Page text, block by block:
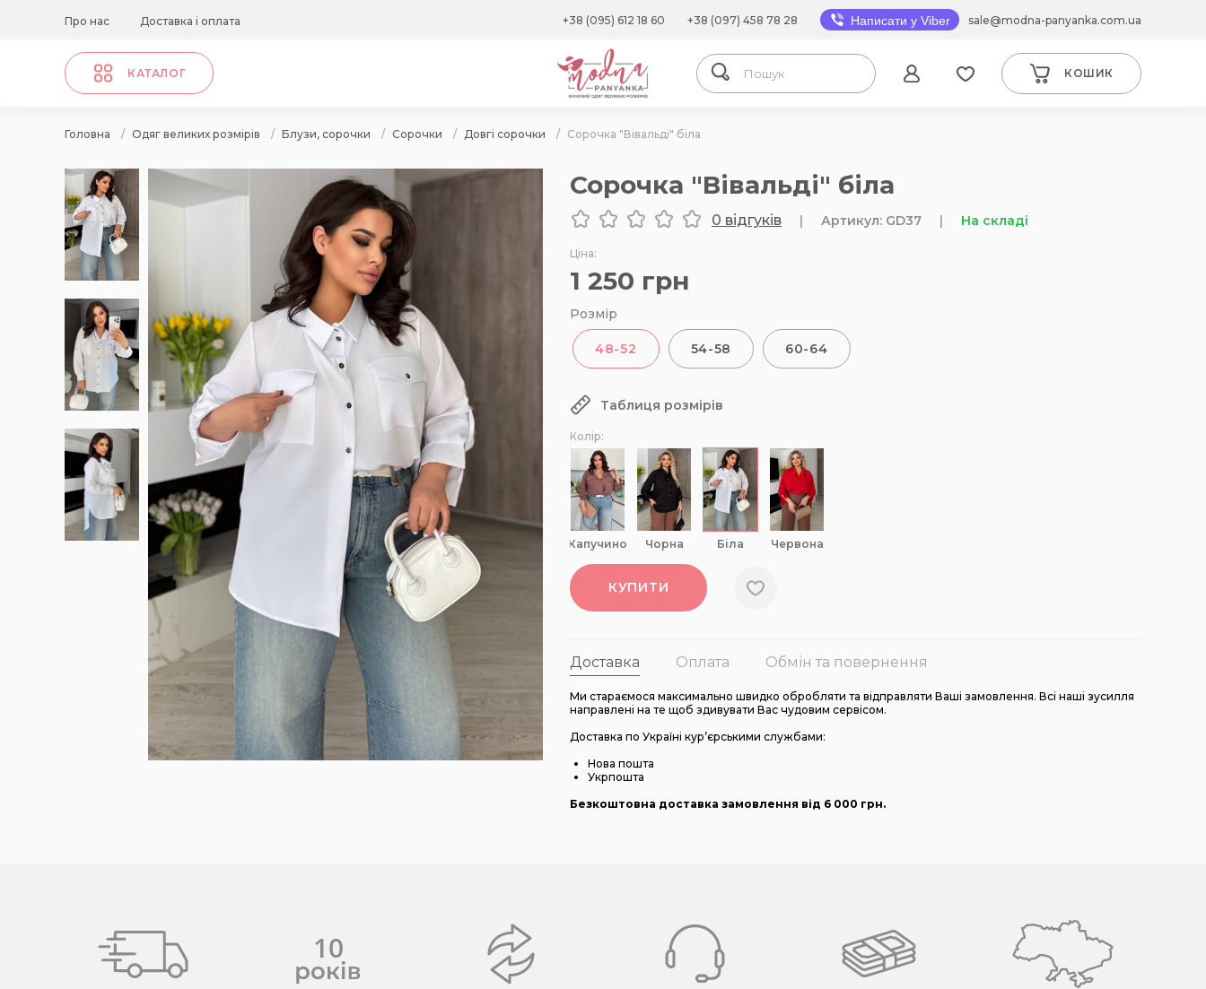
Про нас Доставка і оплата +38 (095) 612 18 60 +38 (097) 458 78 28 Написати у Viber sale@modna-panyanka.com.ua
КАТАЛОГ КОШИК
Головна / Одяг великих розмірів / Блузи, сорочки / Сорочки / Довгі сорочки / Сорочка "Вівальді" біла
Сорочка "Вівальді" біла
0 відгуків | Артикул: GD37 | На складі
Ціна:
1 250 грн
Розмір
48-52 54-58 60-64
Таблиця розмірів
Колір:
капучино чорна біла червона
КУПИТИ
Доставка Оплата Обмін та повернення
Ми стараємося максимально швидко обробляти та відправляти Ваші замовлення. Всі наші зусилля
направлені на те щоб здивувати Вас чудовим сервісом.
Доставка по Україні кур’єрськими службами:
Нова пошта
Укрпошта
Безкоштовна доставка замовлення від 6 000 грн.